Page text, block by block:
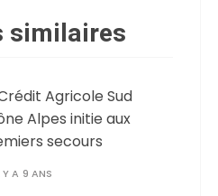
similaires
Agricole Sud
Alpes initie aux
secours
Y A 9 ANS